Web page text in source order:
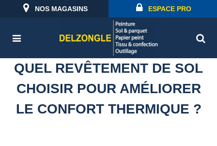
NOS MAGASINS ESPACE PRO
QUEL REVÊTEMENT DE SOL
CHOISIR POUR AMÉLIORER
LE CONFORT THERMIQUE ?